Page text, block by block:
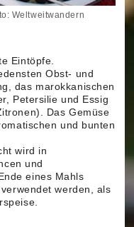
Weltweitwandern
Eintöpfe.
Obst- und
das marokkanischen
Petersilie und Essig
Das Gemüse
und bunten
wird in
und
eines Mahls
werden, als